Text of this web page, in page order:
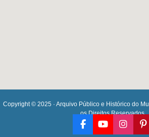
Copyright © 2025 · Arquivo Público e Histórico do
os Direitos Reservados.